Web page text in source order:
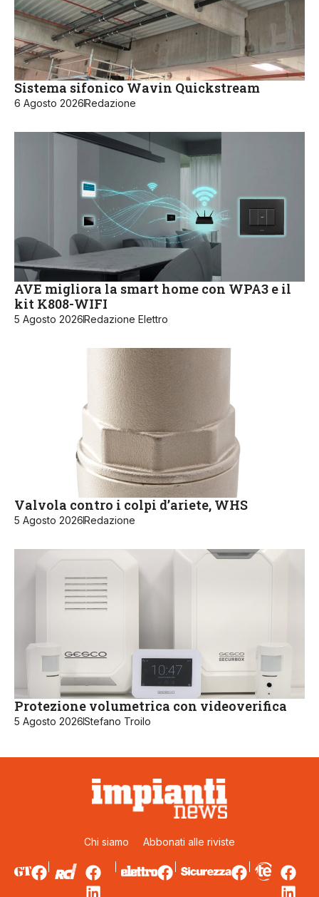
Sistema sifonico Wavin Quickstream
6 Agosto 2026Redazione
AVE migliora la smart home con WPA3 e il
kit K808-WIFI
5 Agosto 2026Redazione Elettro
Valvola contro i colpi d’ariete, WHS
5 Agosto 2026Redazione
Protezione volumetrica con videoverifica
5 Agosto 2026Stefano Troilo
Chi siamo Abbonati alle riviste